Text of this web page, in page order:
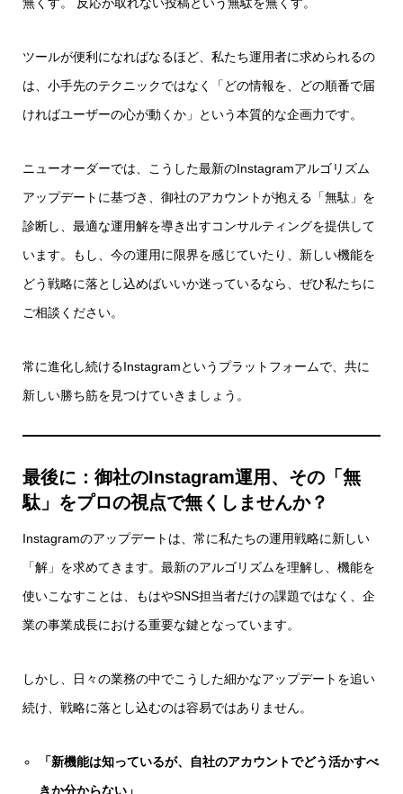
ツールが便利になればなるほど、私たち運用者に求められるの
は、小手先のテクニックではなく「どの情報を、どの順番で届
ければユーザーの心が動くか」という本質的な企画力です。
ニューオーダーでは、こうした最新のInstagramアルゴリズム
アップデートに基づき、御社のアカウントが抱える「無駄」を
診断し、最適な運用解を導き出すコンサルティングを提供して
います。もし、今の運用に限界を感じていたり、新しい機能を
どう戦略に落とし込めばいいか迷っているなら、ぜひ私たちに
ご相談ください。
常に進化し続けるInstagramというプラットフォームで、共に
新しい勝ち筋を見つけていきましょう。
最後に：御社のInstagram運用、その「無
駄」をプロの視点で無くしませんか？
Instagramのアップデートは、常に私たちの運用戦略に新しい
「解」を求めてきます。最新のアルゴリズムを理解し、機能を
使いこなすことは、もはやSNS担当者だけの課題ではなく、企
業の事業成長における重要な鍵となっています。
しかし、日々の業務の中でこうした細かなアップデートを追い
続け、戦略に落とし込むのは容易ではありません。
「新機能は知っているが、自社のアカウントでどう活かすべ
きか分からない」